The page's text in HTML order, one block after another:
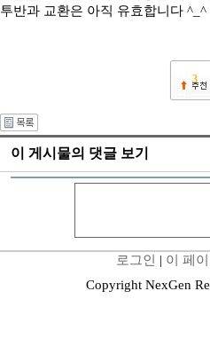
투반과 교환은 아직 유효합니다 ^_^
3
이 게시물의 댓글 보기
로그인 | 이 페
Copyright NexGen